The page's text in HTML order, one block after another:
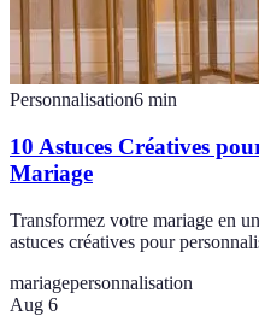
Personnalisation6 min
10 Astuces Créatives
Mariage
Transformez votre mariage en
astuces créatives pour
mariagepersonnalisation
Aug 6